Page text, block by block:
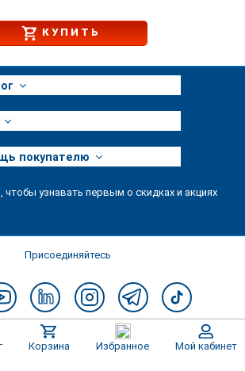
КУПИТЬ
покупателю
чтобы узнавать первым о скидках и акциях
Присоединяйтесь
Корзина Избранное Мой кабинет